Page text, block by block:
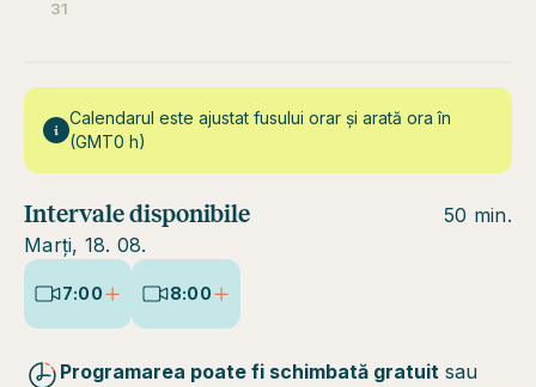
31
Calendarul este ajustat fusului orar și arată ora în
(GMT0 h)
Intervale disponibile
Marți, 18. 08.
50 min.
7:00 8:00
Programarea poate fi schimbată gratuit sau